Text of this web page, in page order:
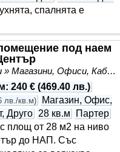
спалнята е
под наем
Имоти - Наеми » Магазини, Офиси, Кабинети, Салони
: 240 € (469.40 лв.)
лв./кв.м)
Магазин, Офис,
Друго 28 кв.м
Партер
площ от 28 м2 на ниво
до НАП. Със